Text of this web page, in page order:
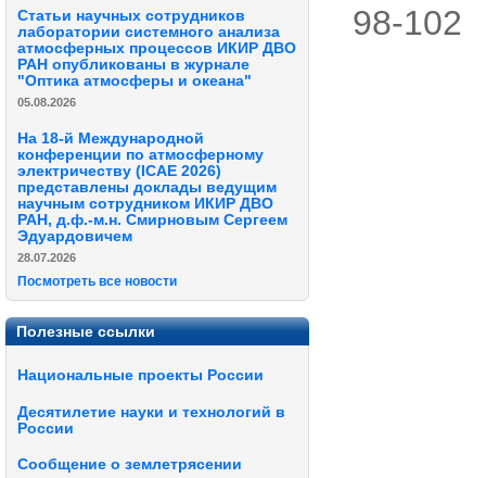
Статьи научных сотрудников
лаборатории системного анализа
атмосферных процессов ИКИР ДВО
РАН опубликованы в журнале
"Оптика атмосферы и океана"
05.08.2026
На 18-й Международной
конференции по атмосферному
электричеству (ICAE 2026)
представлены доклады ведущим
научным сотрудником ИКИР ДВО
РАН, д.ф.-м.н. Смирновым Сергеем
Эдуардовичем
28.07.2026
Посмотреть все новости
Полезные ссылки
Национальные проекты России
Десятилетие науки и технологий в
России
Сообщение о землетрясении
98-102